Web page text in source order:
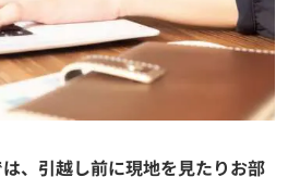
、引越し前に現地を見たりお部